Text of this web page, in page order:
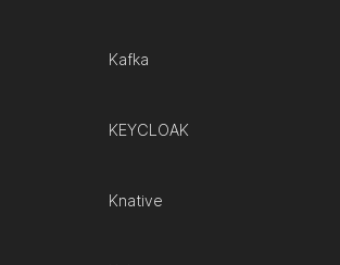
Kafka
KEYCLOAK
Knative